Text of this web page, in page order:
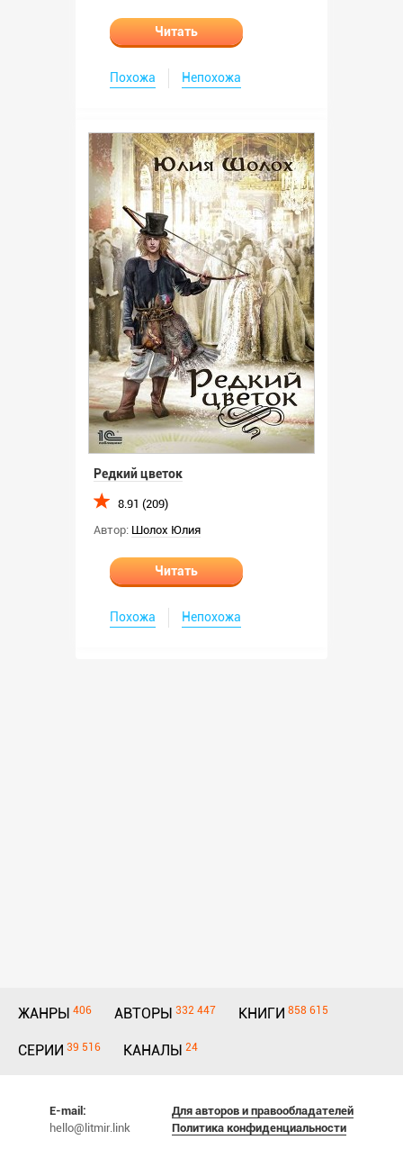
Читать
Похожа Непохожа
Редкий цветок
8.91 (209)
Автор: Шолох Юлия
Читать
Похожа Непохожа
ЖАНРЫ 406 АВТОРЫ 332 447 КНИГИ 858 615
СЕРИИ 39 516 КАНАЛЫ 24
E-mail:
hello@litmir.link
Для авторов и правообладателей
Политика конфиденциальности